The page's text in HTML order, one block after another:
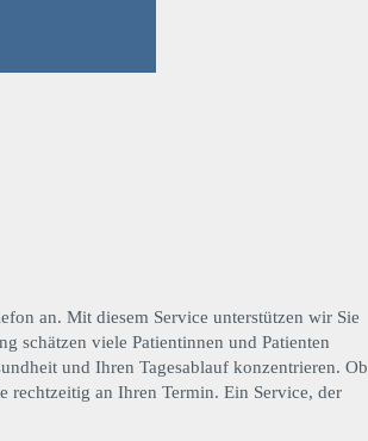
an. Mit diesem Service unterstützen wir Sie
schätzen viele Patientinnen und Patienten
und Ihren Tagesablauf konzentrieren. Ob
an Ihren Termin. Ein Service, der